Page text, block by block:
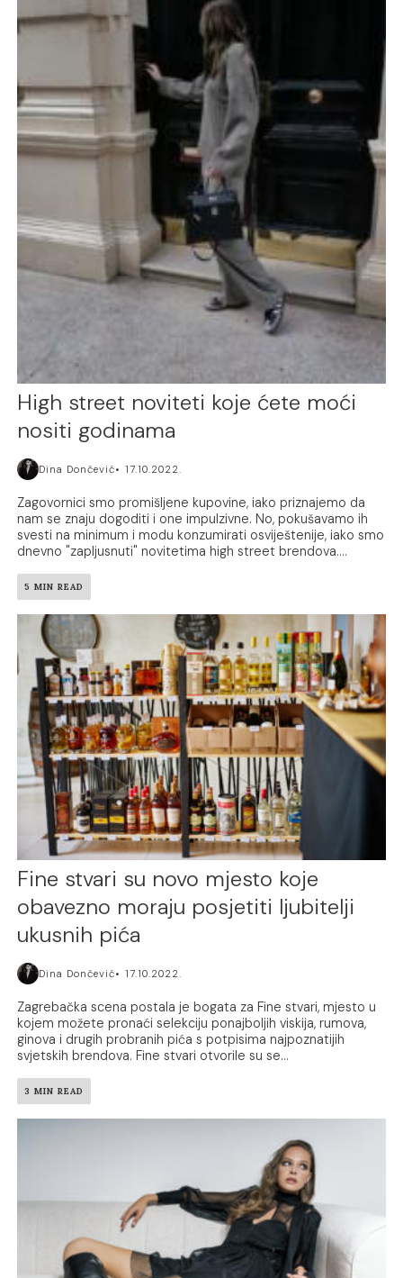
High street noviteti koje ćete moći
nositi godinama
Dina Dončević 17.10.2022.
Zagovornici smo promišljene kupovine, iako priznajemo da
nam se znaju dogoditi i one impulzivne. No, pokušavamo ih
svesti na minimum i modu konzumirati osviještenije, iako smo
dnevno "zapljusnuti" novitetima high street brendova....
5 MIN READ
Fine stvari su novo mjesto koje
obavezno moraju posjetiti ljubitelji
ukusnih pića
Dina Dončević 17.10.2022.
Zagrebačka scena postala je bogata za Fine stvari, mjesto u
kojem možete pronaći selekciju ponajboljih viskija, rumova,
ginova i drugih probranih pića s potpisima najpoznatijih
svjetskih brendova. Fine stvari otvorile su se...
3 MIN READ